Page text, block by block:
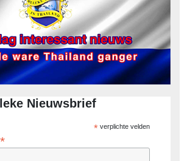
Nieuwsbrief
*verplichte velden
*